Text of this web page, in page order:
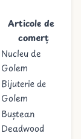
Articole de
comerț
Nucleu de
Golem
Bijuterie de
Golem
Buștean
Deadwood